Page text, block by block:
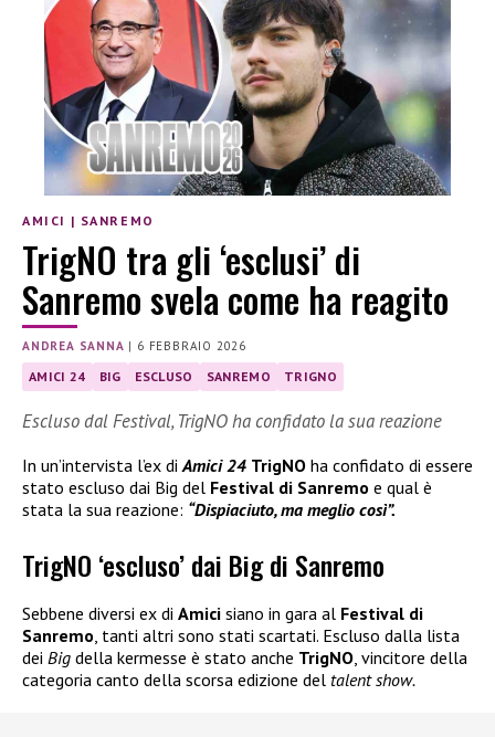
AMICI | SANREMO
TrigNO tra gli ‘esclusi’ di
Sanremo svela come ha reagito
ANDREA SANNA | 6 FEBBRAIO 2026
AMICI 24 BIG ESCLUSO SANREMO TRIGNO
Escluso dal Festival, TrigNO ha confidato la sua reazione
In un’intervista l’ex di Amici 24 TrigNO ha confidato di essere
stato escluso dai Big del Festival di Sanremo e qual è
stata la sua reazione: “Dispiaciuto, ma meglio così”.
TrigNO ‘escluso’ dai Big di Sanremo
Sebbene diversi ex di Amici siano in gara al Festival di
Sanremo, tanti altri sono stati scartati. Escluso dalla lista
dei Big della kermesse è stato anche TrigNO, vincitore della
categoria canto della scorsa edizione del talent show.